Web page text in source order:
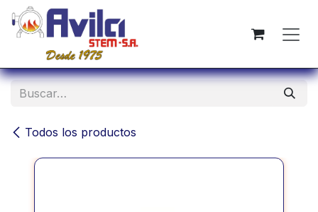
Ir al contenido
Todos los productos